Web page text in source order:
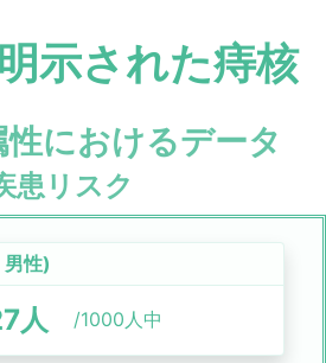
示された痔核
におけるデータ
患リスク
男性)
人 /1000人中